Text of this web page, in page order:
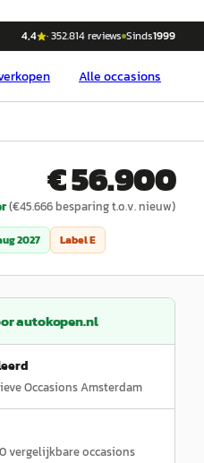
4,4 ·352.814reviews Sinds1999
Alle occasions
€ 56.900
(€45.666besparing t.o.v. nieuw)
2027 LabelE
autokopen.nl
Occasions Amsterdam
vergelijkbare occasions